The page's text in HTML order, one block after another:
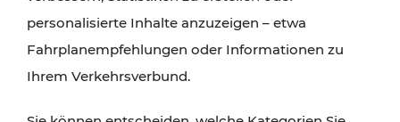
personalisierte Inhalte anzuzeigen – etwa
Fahrplanempfehlungen oder Informationen zu
Ihrem Verkehrsverbund.